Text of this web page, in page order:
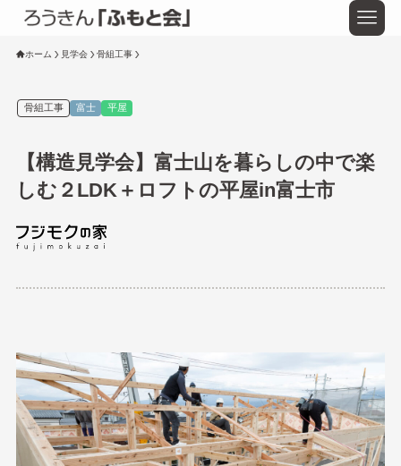
ホーム 見学会 骨組工事
骨組工事 富士 平屋
【構造見学会】富士山を暮らしの中で楽
しむ２LDK＋ロフトの平屋in富士市